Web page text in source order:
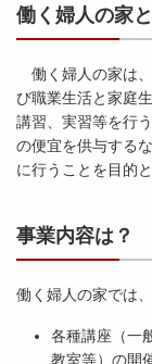
働く婦人の家
働く婦人の家は
び職業生活と家庭
講習、実習等を行
の便宜を供与する
に行うことを目的
事業内容は？
働く婦人の家では、
各種講座（一
教室等）の開